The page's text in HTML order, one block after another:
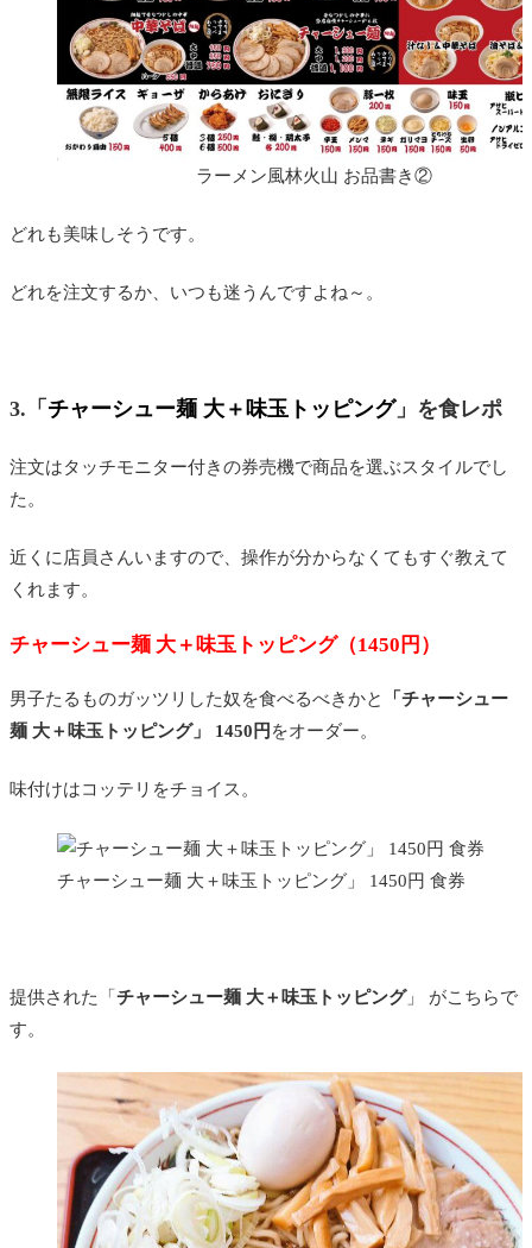
ラーメン風林火山 お品書き②
どれも美味しそうです。
どれを注文するか、いつも迷うんですよね～。
3.「 チャーシュー麺 大＋味玉トッピング」を食レポ
注文はタッチモニター付きの券売機で商品を選ぶスタイルでし
た。
近くに店員さんいますので、操作が分からなくてもすぐ教えて
くれます。
チャーシュー麺 大＋味玉トッピング（1450円）
男子たるものガッツリした奴を食べるべきかと
「チャーシュー
麺 大＋味玉トッピング」
1450円 をオーダー。
味付けはコッテリをチョイス。
チャーシュー麺 大＋味玉トッピング」 1450円 食券
提供された「 チャーシュー麺 大＋味玉トッピング」 がこちらで
す。